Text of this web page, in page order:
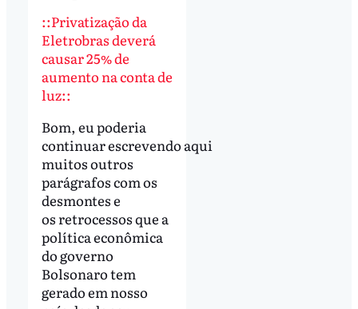
::Privatização da
Eletrobras deverá
causar 25% de
aumento na conta de
luz::
Bom, eu poderia
continuar escrevendo aqui
muitos outros
parágrafos com os
desmontes e
os retrocessos que a
política econômica
do governo
Bolsonaro tem
gerado em nosso